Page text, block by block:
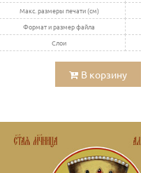
Макс. размеры печати (см)
Формат и размер файла
Слои
В корзину